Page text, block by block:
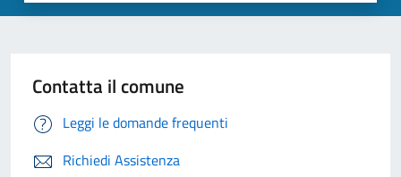
Contatta il comune
Leggi le domande frequenti
Richiedi Assistenza